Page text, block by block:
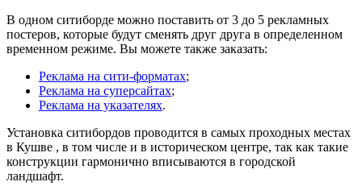
В одном ситиборде можно поставить от 3 до 5 рекламных
постеров, которые будут сменять друг друга в определенном
временном режиме. Вы можете также заказать:
Реклама на сити-форматах;
Реклама на суперсайтах;
Реклама на указателях.
Установка ситибордов проводится в самых проходных местах
в Кушве , в том числе и в историческом центре, так как такие
конструкции гармонично вписываются в городской
ландшафт.